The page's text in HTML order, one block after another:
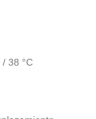
/ 38 °C